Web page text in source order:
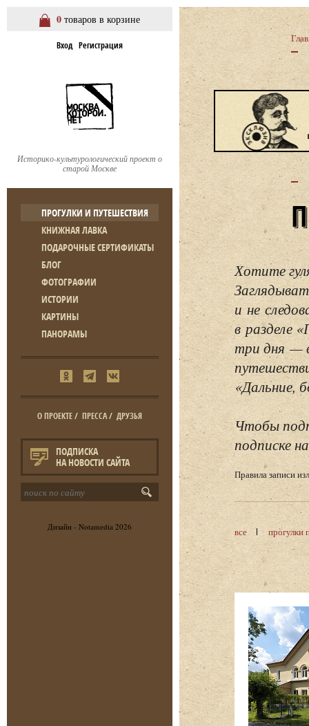
0 товаров в корзине
Вход Регистрация
Историко-культурологический проект о
старой Москве
ПРОГУЛКИ И ПУТЕШЕСТВИЯ
КНИЖНАЯ ЛАВКА
ПОДАРОЧНЫЕ СЕРТИФИКАТЫ
БЛОГ
ФОТОГРАФИИ
ИСТОРИИ
КАРТИНЫ
ПАНОРАМЫ
О ПРОЕКТЕ/ ПРЕССА/ ДРУЗЬЯ
ПОДПИСКА
НА НОВОСТИ САЙТА
Дизайн - Notamedia 2026
Хотите
и не
в разделе
три дня —
«Дальние,
Чтобы
подписке
Правила записи
все прогулки